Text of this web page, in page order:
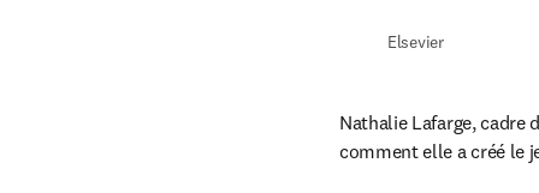
Elsevier
Nathalie Lafarge, cadre
comment elle a créé le